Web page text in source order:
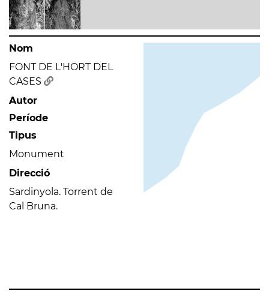
Nom
FONT DE L'HORT DEL
CASES
Autor
Període
Tipus
Monument
Direcció
Sardinyola. Torrent de
Cal Bruna.